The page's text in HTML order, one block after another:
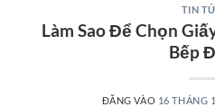
TIN
Làm Sao Để Chọn
Bếp
ĐĂNG VÀO 16 THÁNG